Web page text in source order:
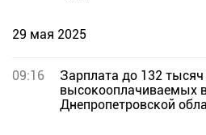
29 мая 2025
09:16
Зарплата до 132
высокооплачиваемых
Днепропетровской